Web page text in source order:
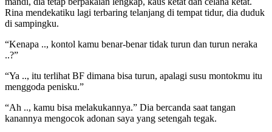
Rina mendekatiku lagi terbaring telanjang di tempat tidur, dia duduk
di sampingku.
“Kenapa .., kontol kamu benar-benar tidak turun dan turun neraka
..?”
“Ya .., itu terlihat BF dimana bisa turun, apalagi susu montokmu itu
menggoda penisku.”
“Ah .., kamu bisa melakukannya.” Dia bercanda saat tangan
kanannya mengocok adonan saya yang setengah tegak.